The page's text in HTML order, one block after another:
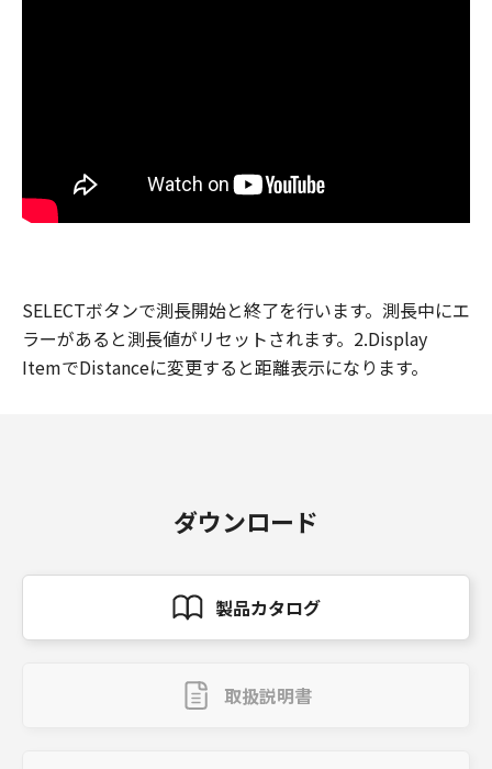
SELECTボタンで測長開始と終了を行います。測長中にエ
ラーがあると測長値がリセットされます。2.Display
ItemでDistanceに変更すると距離表示になります。
ダウンロード
製品カタログ
取扱説明書